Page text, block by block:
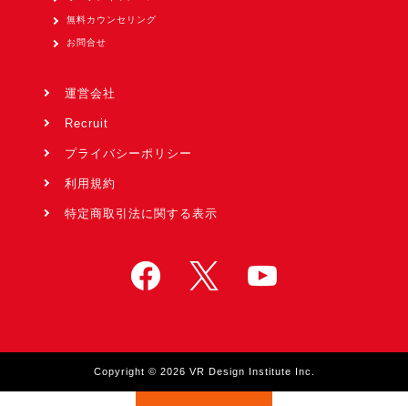
無料カウンセリング
お問合せ
運営会社
Recruit
プライバシーポリシー
利用規約
特定商取引法に関する表示
Copyright © 2026 VR Design Institute Inc.